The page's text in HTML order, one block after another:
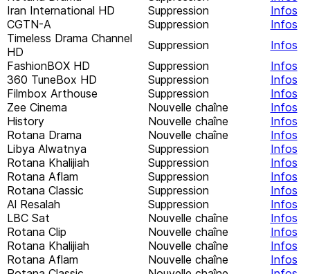
Iran International HD
Suppression
Infos
CGTN-A
Suppression
Infos
Timeless Drama Channel
HD
Suppression
Infos
FashionBOX HD
Suppression
Infos
360 TuneBox HD
Suppression
Infos
Filmbox Arthouse
Suppression
Infos
Zee Cinema
Nouvelle chaîne
Infos
History
Nouvelle chaîne
Infos
Rotana Drama
Nouvelle chaîne
Infos
Libya Alwatnya
Suppression
Infos
Rotana Khalijiah
Suppression
Infos
Rotana Aflam
Suppression
Infos
Rotana Classic
Suppression
Infos
Al Resalah
Suppression
Infos
LBC Sat
Nouvelle chaîne
Infos
Rotana Clip
Nouvelle chaîne
Infos
Rotana Khalijiah
Nouvelle chaîne
Infos
Rotana Aflam
Nouvelle chaîne
Infos